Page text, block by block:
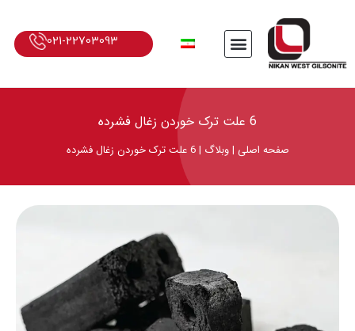
021-22703093
6 علت ترک خوردن زغال فشرده
صفحه اصلی |وبلاگ |6 علت ترک خوردن زغال فشرده